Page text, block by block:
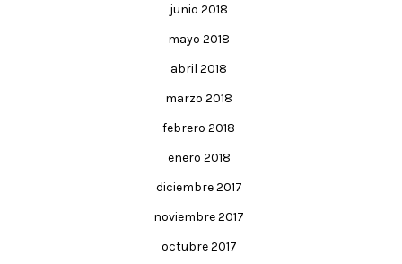
junio 2018
mayo 2018
abril 2018
marzo 2018
febrero 2018
enero 2018
diciembre 2017
noviembre 2017
octubre 2017